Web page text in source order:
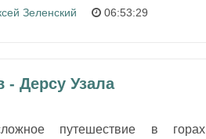
Зеленский 06:53:29
- Дерсу Узала
путешествие в